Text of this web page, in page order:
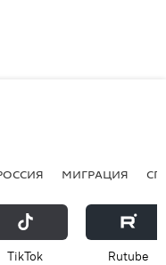
МИГРАЦИЯ
ТikТоk Rutube